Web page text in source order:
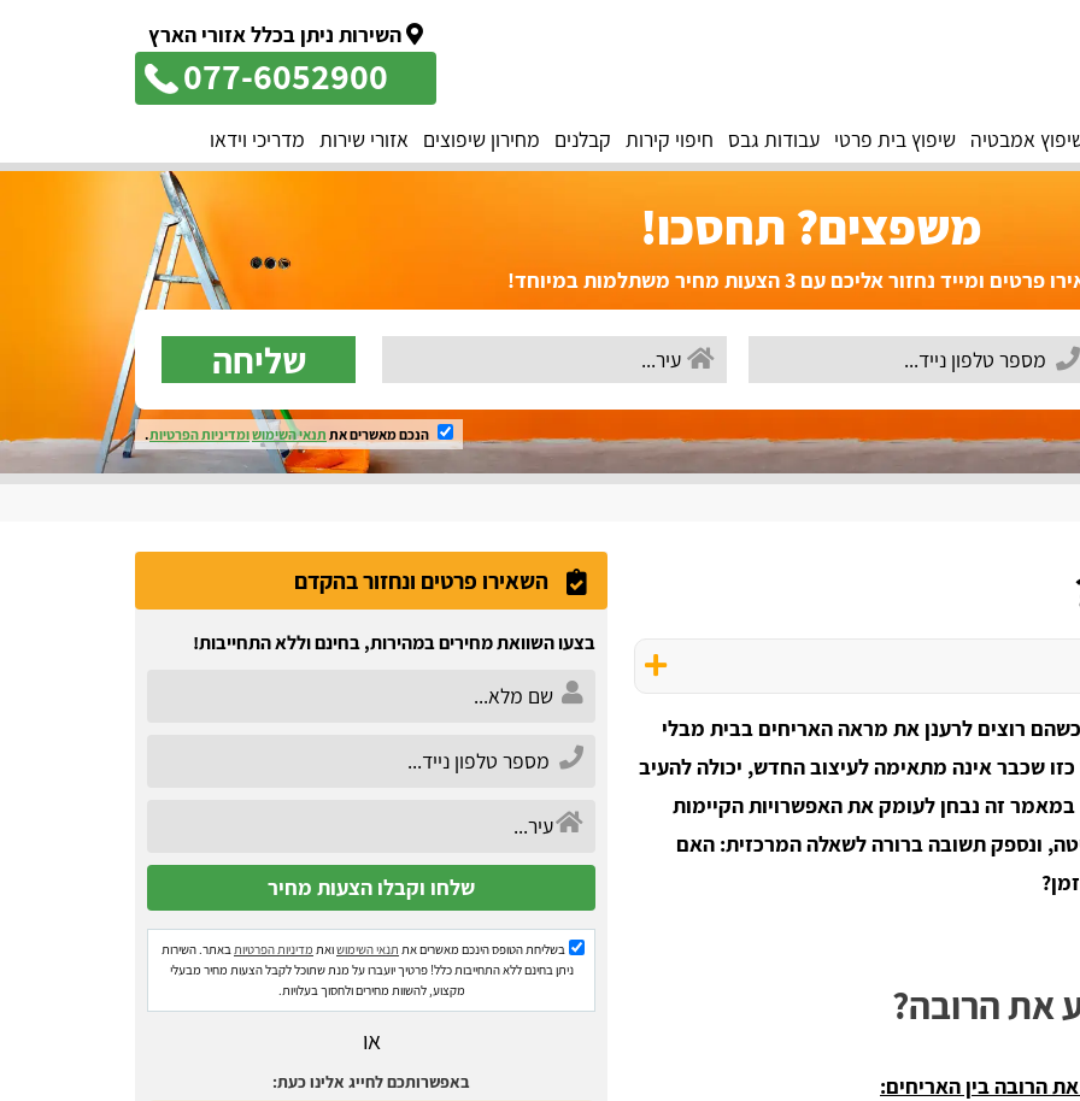
השירות ניתן בכלל אזורי הארץ
077-6052900
אמבטיה שיפוץ בית פרטי עבודות גבס חיפוי קירות קבלנים מחירון שיפוצים אזורי שירות מדריכי וידאו
משפצים? תחסכו!
ומייד נחזור אליכם עם 3 הצעות מחיר משתלמות במיוחד!
שליחה
הנכם מאשרים את תנאי השימושומדיניות הפרטיות.
רוצים לרענן את מראה האריחים בבית מבלי
שכבר אינה מתאימה לעיצוב החדש, יכולה להעיב
זה נבחן לעומק את האפשרויות הקיימות
ונספק תשובה ברורה לשאלה המרכזית: האם
את הרובה?
הרובה בין האריחים:
השאירו פרטים ונחזור בהקדם
בצעו השוואת מחירים במהירות, בחינם וללא התחייבות!
בשליחת הטופס הינכם מאשרים את תנאי השימושואת מדיניות הפרטיותבאתר. השירות
ניתן בחינם ללא התחייבות כלל! פרטיך יועברו על מנת שתוכל לקבל הצעות מחיר מבעלי
מקצוע, להשוות מחירים ולחסוך בעלויות.
או
באפשרותכם לחייג אלינו כעת: